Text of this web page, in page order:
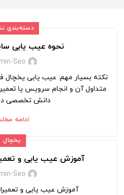
دسته‌بندی
نحوه عیب یابی
Seo
نکته بسیار مهم: عیب یابی یخچال
متداول آن و انجام سرویس یا
دانش تخصصی در
ادامه
یخچال
آموزش عیب یابی و
Seo
آموزش عیب یابی و